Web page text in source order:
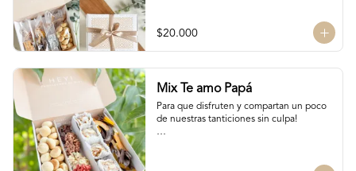
Naranjitas con chocolate
$20.000
Mix Te amo Papá
Para que disfruten y compartan un poco
de nuestras tanticiones sin culpa!